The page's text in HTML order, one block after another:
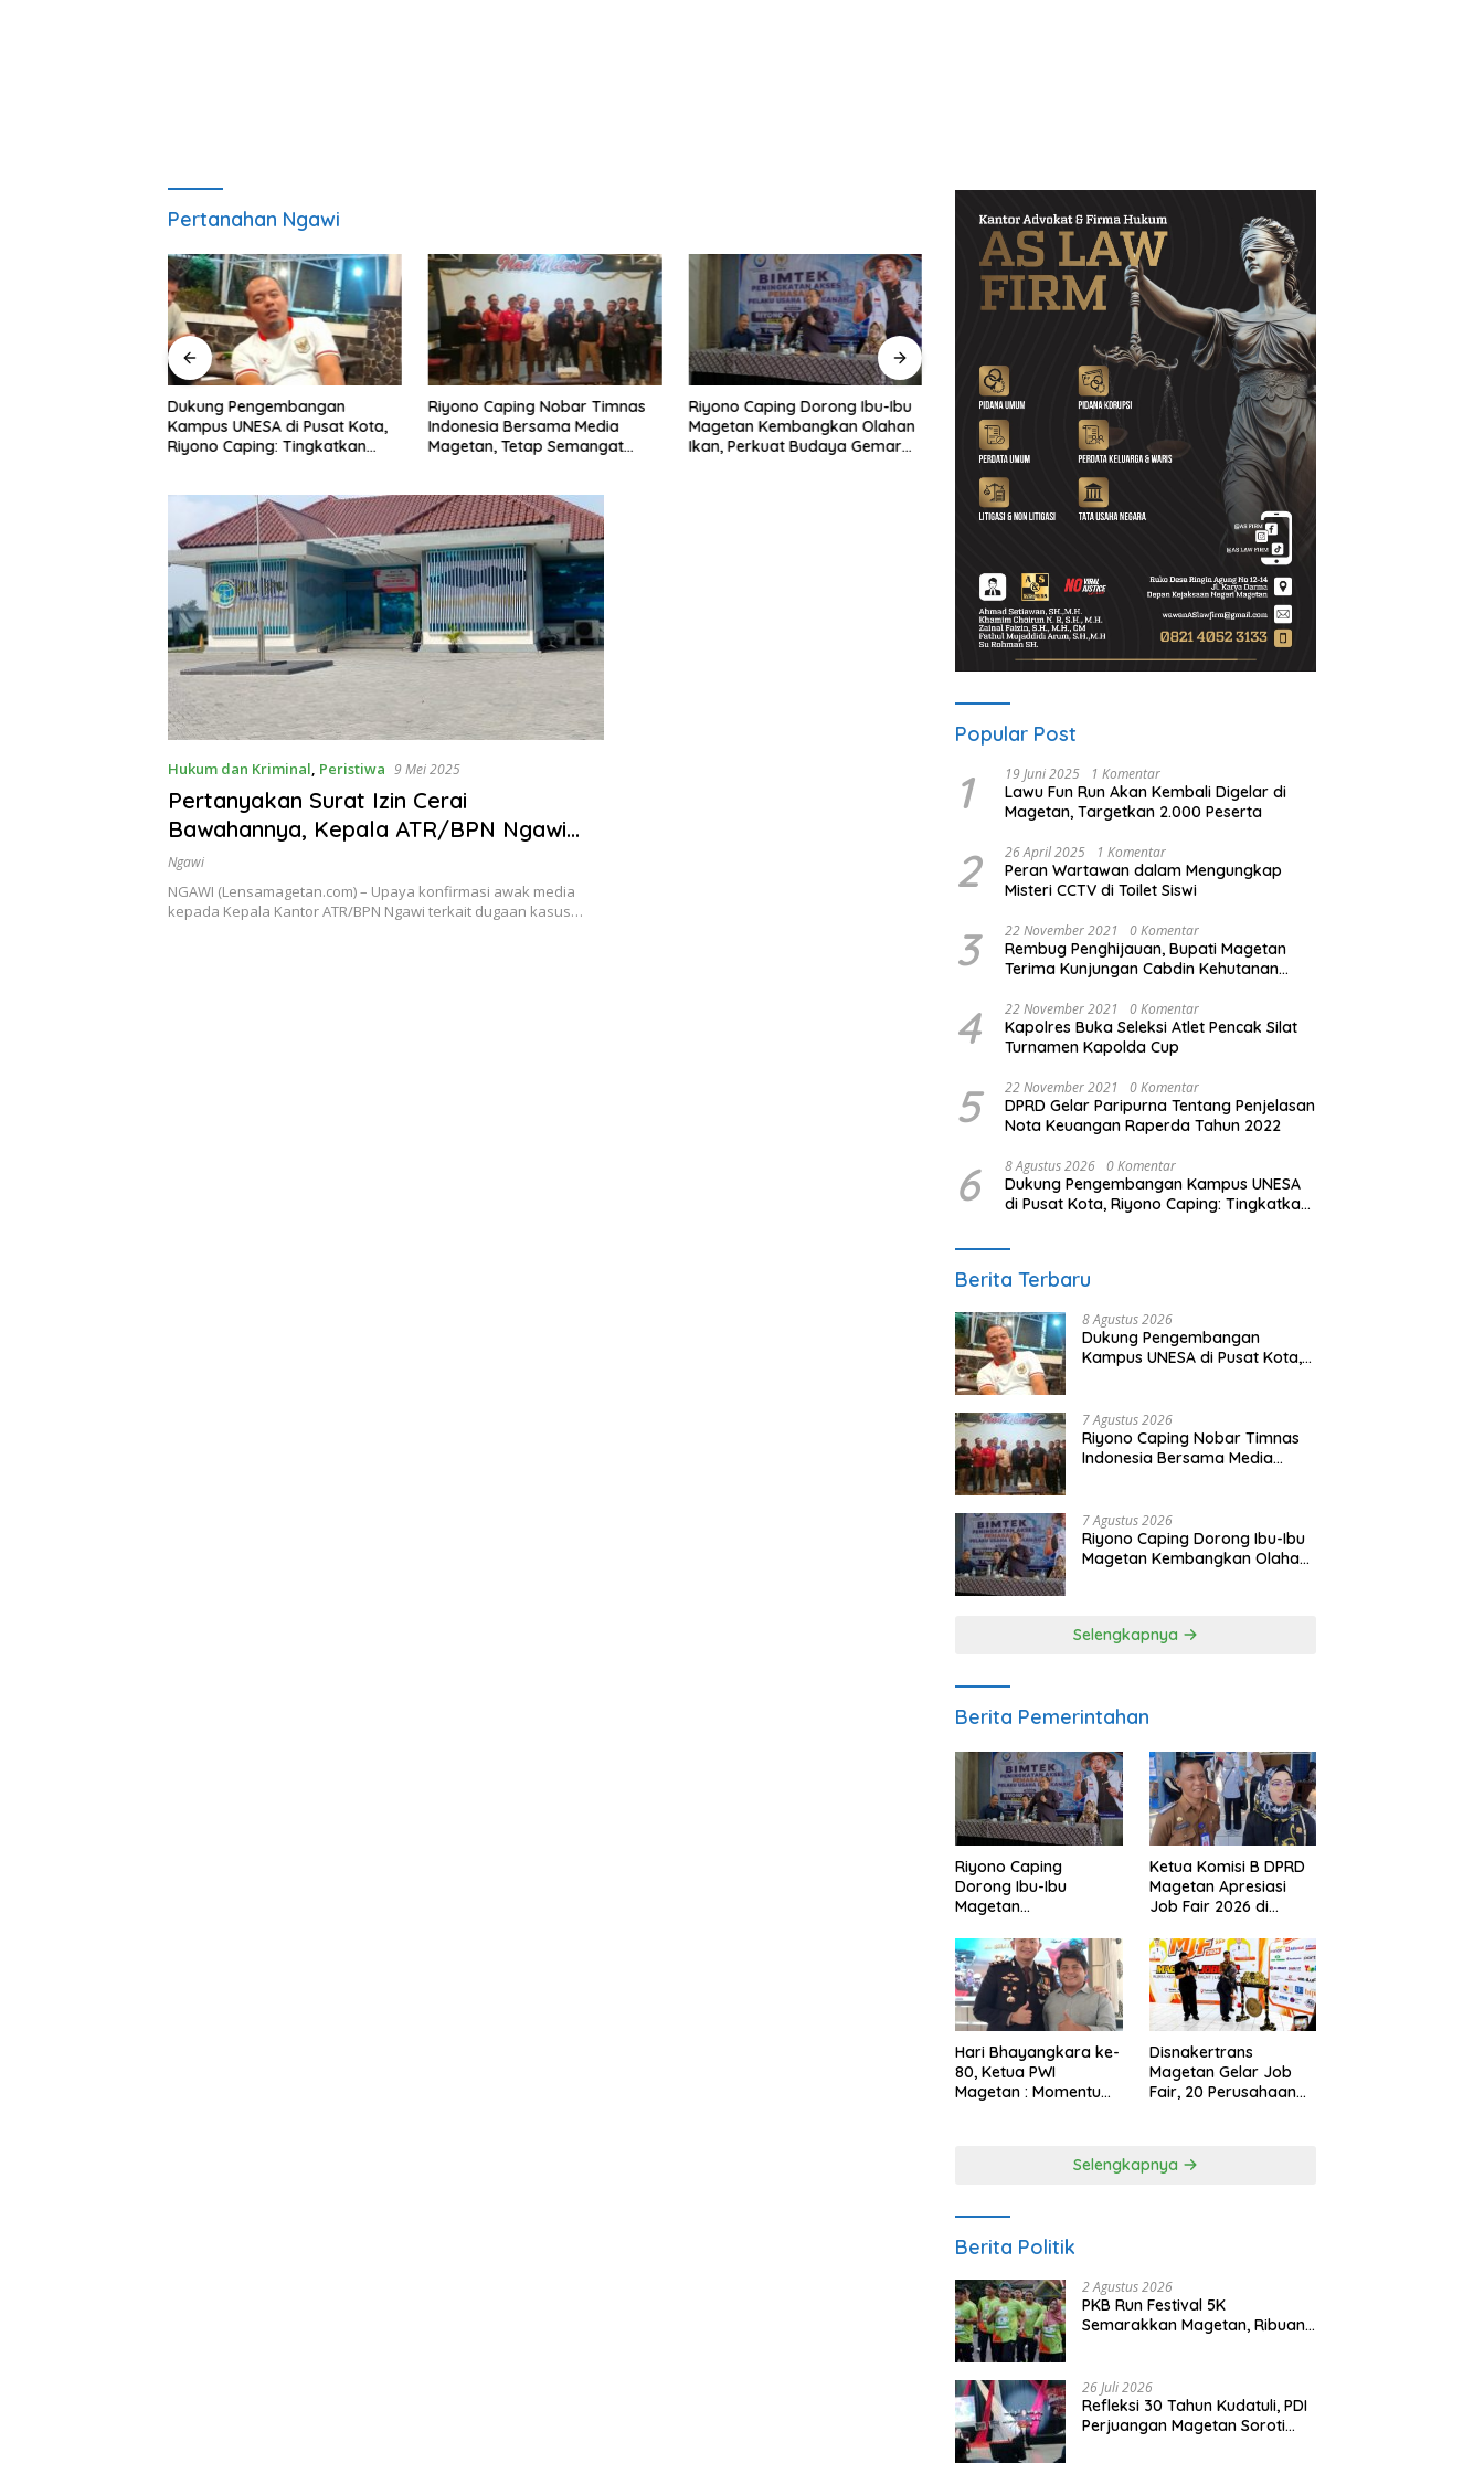
Pertanahan Ngawi
Dukung Pengembangan
Kampus UNESA di Pusat Kota,
Riyono Caping: Tingkatkan
Riyono Caping Nobar Timnas
Indonesia Bersama Media
Magetan, Tetap Semangat
Riyono Caping Dorong Ibu-Ibu
Magetan Kembangkan Olahan
Ikan, Perkuat Budaya Gemar
Ahmad Setiawan Kenang M.
Sholeh: Pejuang Keadilan “No
Viral No Justice” Telah
Berpulang
Hukum dan Kriminal, Peristiwa 9 Mei 2025
Pertanyakan Surat Izin Cerai
Bawahannya, Kepala ATR/BPN Ngawi
Dua Kali Tak Bisa Ditemui
Ngawi
NGAWI (Lensamagetan.com) – Upaya konfirmasi awak media
kepada Kepala Kantor ATR/BPN Ngawi terkait dugaan kasus…
Popular Post
1 19 Juni 2025 1 Komentar
Lawu Fun Run Akan Kembali Digelar di
Magetan, Targetkan 2.000 Peserta
2 26 April 2025 1 Komentar
Peran Wartawan dalam Mengungkap
Misteri CCTV di Toilet Siswi
3 22 November 2021 0 Komentar
Rembug Penghijauan, Bupati Magetan
Terima Kunjungan Cabdin Kehutanan
4 22 November 2021 0 Komentar
Kapolres Buka Seleksi Atlet Pencak Silat
Turnamen Kapolda Cup
5 22 November 2021 0 Komentar
DPRD Gelar Paripurna Tentang Penjelasan
Nota Keuangan Raperda Tahun 2022
6 8 Agustus 2026 0 Komentar
Dukung Pengembangan Kampus UNESA
di Pusat Kota, Riyono Caping: Tingkatkan
Berita Terbaru
8 Agustus 2026
Dukung Pengembangan
Kampus UNESA di Pusat Kota,
Magetan
7 Agustus 2026
Riyono Caping Nobar Timnas
Indonesia Bersama Media
7 Agustus 2026
Riyono Caping Dorong Ibu-Ibu
Magetan Kembangkan Olahan
Selengkapnya
Berita Pemerintahan
Riyono Caping
Dorong Ibu-Ibu
Magetan
Ikan, Perkuat Budaya
Gemar Makan Ikan
Ketua Komisi B DPRD
Magetan Apresiasi
Job Fair 2026 di
Anggaran
Hari Bhayangkara ke-
80, Ketua PWI
Magetan : Momentum
Disnakertrans
Magetan Gelar Job
Fair, 20 Perusahaan
Selengkapnya
Berita Politik
2 Agustus 2026
PKB Run Festival 5K
Semarakkan Magetan, Ribuan
26 Juli 2026
Refleksi 30 Tahun Kudatuli, PDI
Perjuangan Magetan Soroti